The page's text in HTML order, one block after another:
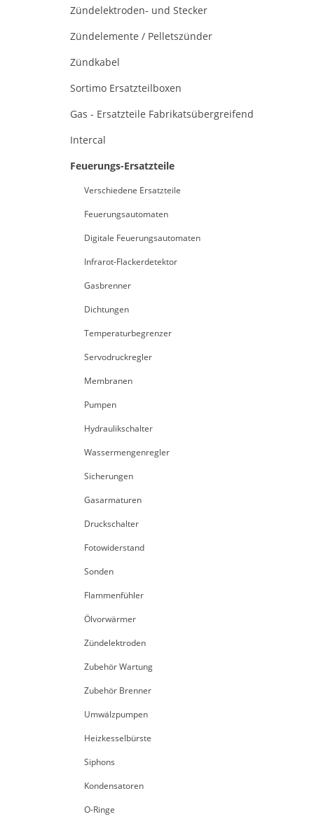
Zündelektroden- und Stecker
Zündelemente / Pelletszünder
Zündkabel
Sortimo Ersatzteilboxen
Gas - Ersatzteile Fabrikatsübergreifend
Intercal
Feuerungs-Ersatzteile
Verschiedene Ersatzteile
Feuerungsautomaten
Digitale Feuerungsautomaten
Infrarot-Flackerdetektor
Gasbrenner
Dichtungen
Temperaturbegrenzer
Servodruckregler
Membranen
Pumpen
Hydraulikschalter
Wassermengenregler
Sicherungen
Gasarmaturen
Druckschalter
Fotowiderstand
Sonden
Flammenfühler
Ölvorwärmer
Zündelektroden
Zubehör Wartung
Zubehör Brenner
Umwälzpumpen
Heizkesselbürste
Siphons
Kondensatoren
O-Ringe